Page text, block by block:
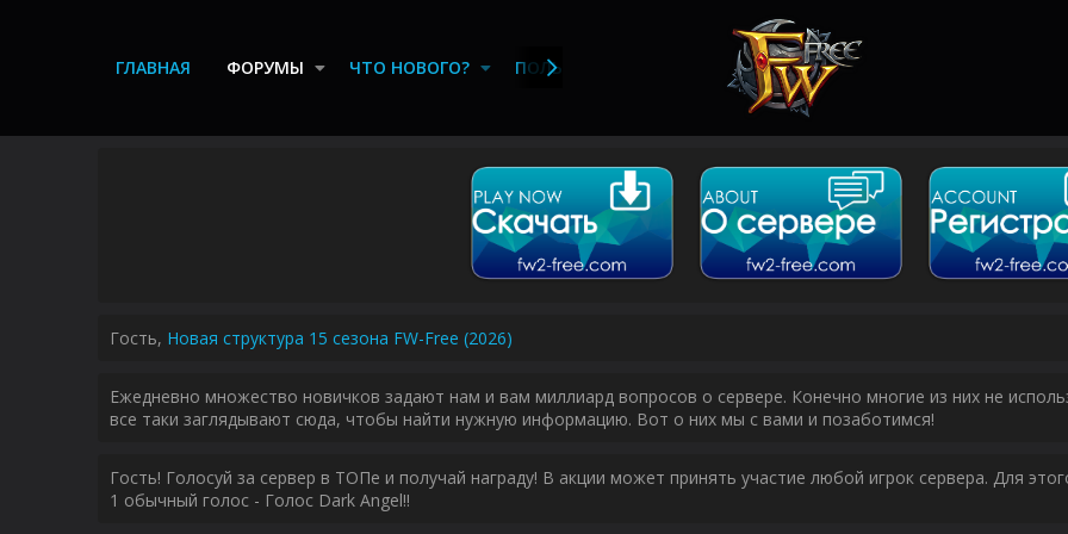
ГЛАВНАЯ ФОРУМЫ ЧТО НОВОГО? ПОЛЬЗОВАТЕЛИ
Гость, Новая структура 15 сезона FW-Free (2026)
Ежедневно множество новичков задают нам и вам миллиард вопросов о сервере. Конечно многие из них не
все таки заглядывают сюда, чтобы найти нужную информацию. Вот о них мы с вами и позаботимся!
Гость! Голосуй за сервер в ТОПе и получай награду! В акции может принять участие любой игрок сервера. Для
1 обычный голос - Голос Dark Angel!!